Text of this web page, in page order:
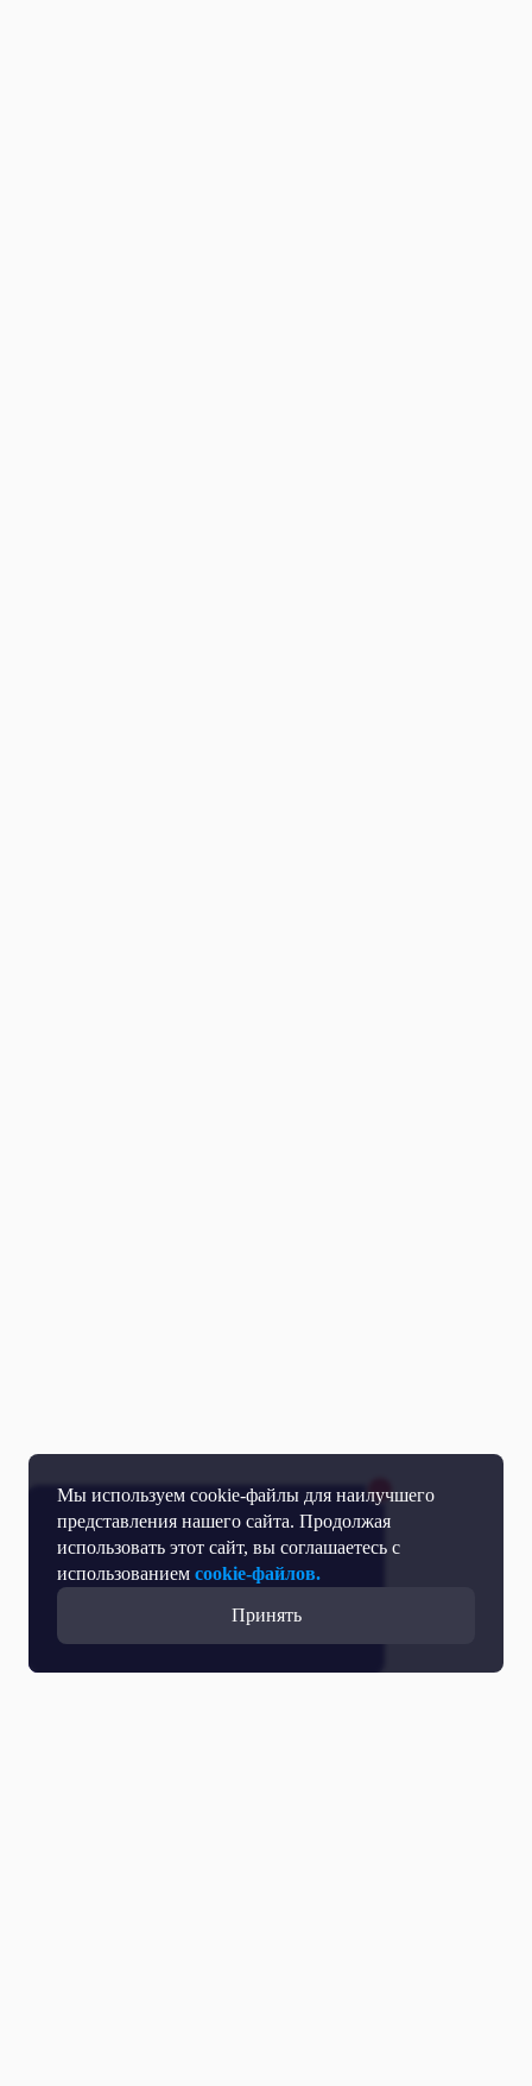
Мы используем cookie-файлы для наилучшего
представления нашего сайта. Продолжая
использовать этот сайт, вы соглашаетесь с
использованием cookie-файлов.
Принять